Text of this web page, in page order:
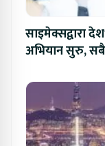
साइमेक्सद्वारा
अभियान सुरु, सबै